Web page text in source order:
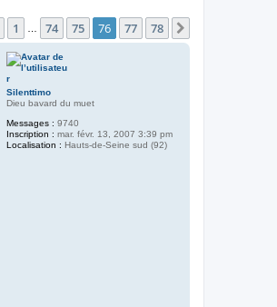
76 78
Précédent
1 74 75 76 77 78
Silenttimo
Dieu bavard du muet
Messages : 9740
Inscription : mar. févr. 13, 2007 3:39 pm
Localisation : Hauts-de-Seine sud (92)